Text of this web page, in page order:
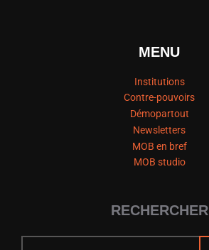
MENU
Institutions
Contre-pouvoirs
Démopartout
Newsletters
MOB en bref
MOB studio
RECHERCHER